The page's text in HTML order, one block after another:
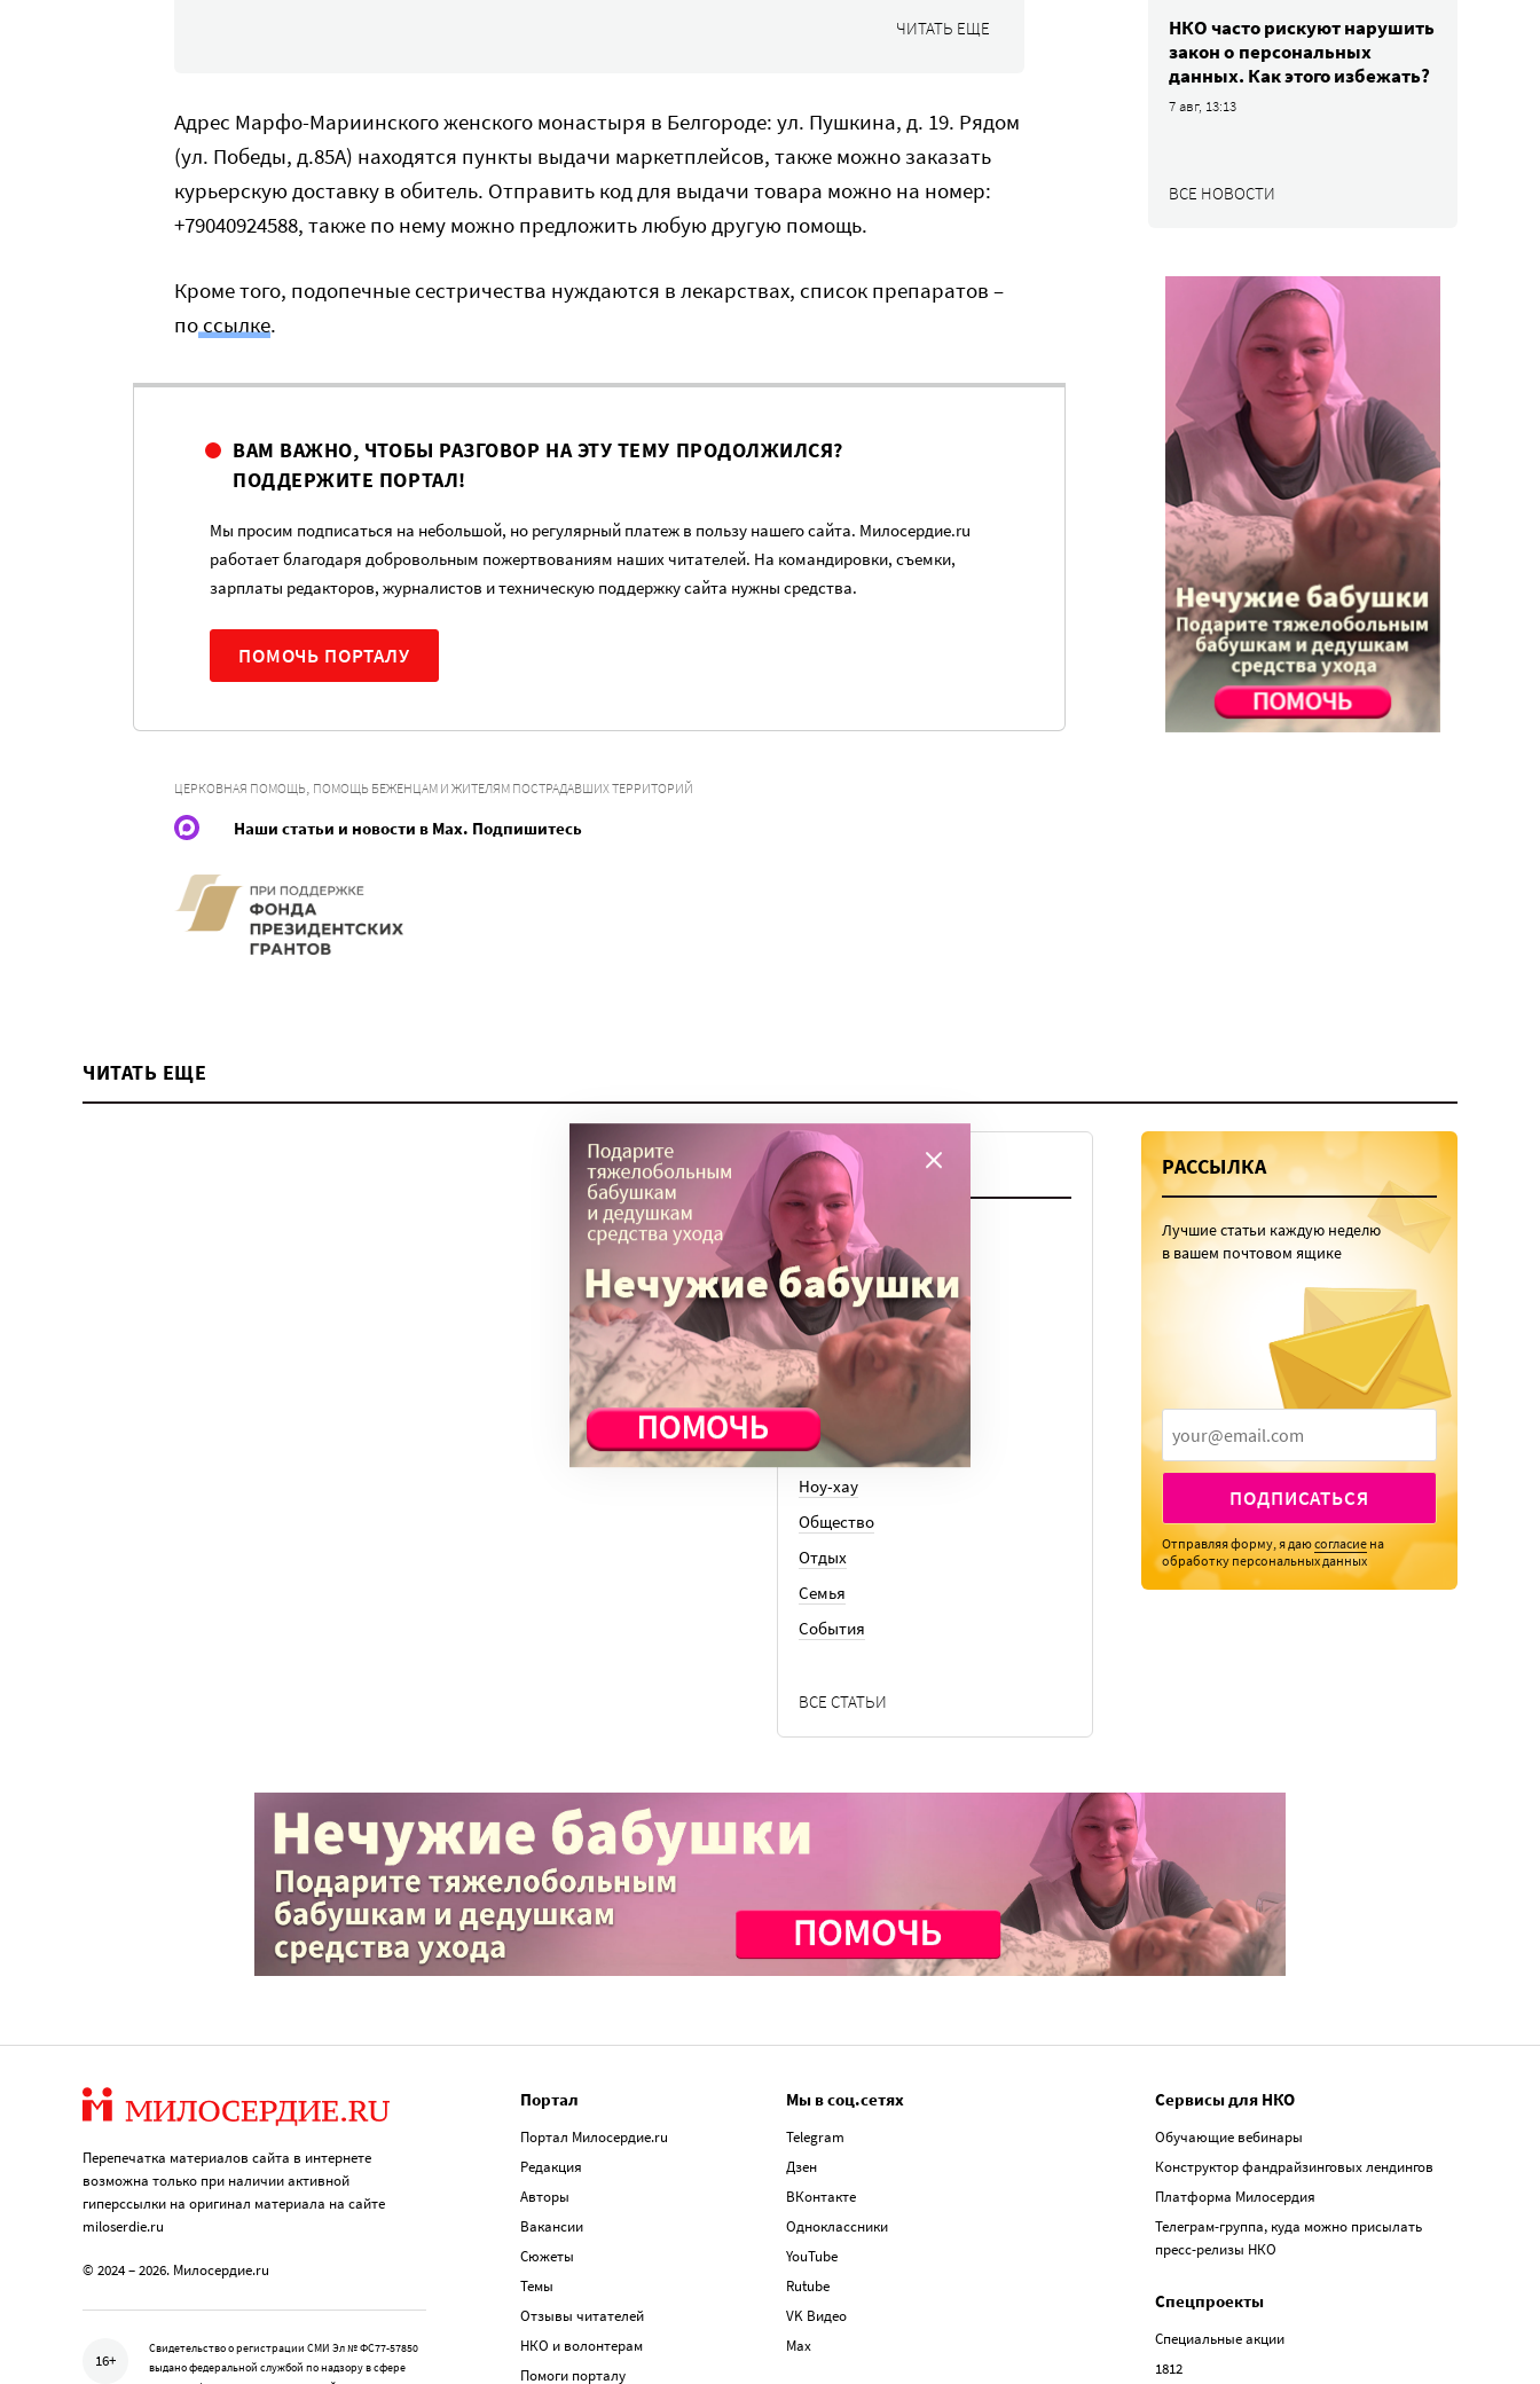
ЧИТАТЬ ЕЩЕ
Адрес Марфо-Мариинского женского монастыря в Белгороде: ул. Пушкина, д. 19. Рядом
(ул. Победы, д.85А) находятся пункты выдачи маркетплейсов, также можно заказать
курьерскую доставку в обитель. Отправить код для выдачи товара можно на номер:
+79040924588, также по нему можно предложить любую другую помощь.
Кроме того, подопечные сестричества нуждаются в лекарствах, список препаратов –
поссылке.
ВАМ ВАЖНО, ЧТОБЫ РАЗГОВОР НА ЭТУ ТЕМУ ПРОДОЛЖИЛСЯ?
ПОДДЕРЖИТЕ ПОРТАЛ!
Мы просим подписаться на небольшой, но регулярный платеж в пользу нашего сайта. Милосердие.ru
работает благодаря добровольным пожертвованиям наших читателей. На командировки, съемки,
зарплаты редакторов, журналистов и техническую поддержку сайта нужны средства.
ПОМОЧЬ ПОРТАЛУ
ЦЕРКОВНАЯ ПОМОЩЬ, ПОМОЩЬ БЕЖЕНЦАМ И ЖИТЕЛЯМ ПОСТРАДАВШИХ ТЕРРИТОРИЙ
Наши статьи и новости в Max. Подпишитесь
НКО часто рискуют нарушить
закон о персональных
данных. Как этого избежать?
7 авг, 13:13
ВСЕ НОВОСТИ
ЧИТАТЬ ЕЩЕ
ТЕМЫ
Вера
Законы
История
Колонки
Кто есть кто
Личный опыт
Медицина
Ноу-хау
Общество
Отдых
Семья
События
ВСЕ СТАТЬИ
РАССЫЛКА
Лучшие статьи каждую неделю
в вашем почтовом ящике
ПОДПИСАТЬСЯ
Отправляя форму, я даюсогласие на
обработку персональных данных
Перепечатка материалов сайта в интернете
возможна только при наличии активной
гиперссылки на оригинал материала на сайте
miloserdie.ru
© 2024 – 2026. Милосердие.ru
16+
Свидетельство о регистрации СМИ Эл № ФС77-57850
выдано федеральной службой по надзору в сфере
Портал
Портал Милосердие.ru
Редакция
Авторы
Вакансии
Сюжеты
Темы
Отзывы читателей
НКО и волонтерам
Помоги порталу
Мы в соц.сетях
Telegram
Дзен
ВКонтакте
Одноклассники
YouTube
Rutube
VK Видео
Max
Сервисы для НКО
Обучающие вебинары
Конструктор фандрайзинговых лендингов
Платформа Милосердия
Телеграм-группа, куда можно присылать
пресс-релизы НКО
Спецпроекты
Специальные акции
1812